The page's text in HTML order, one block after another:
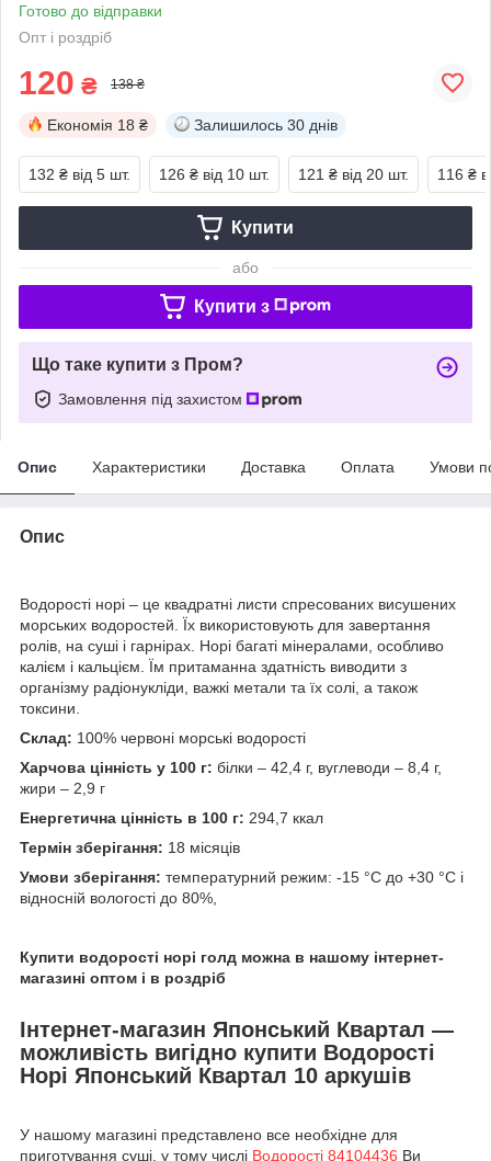
Готово до відправки
Опт і роздріб
120 ₴ 138 ₴
Економія 18 ₴ Залишилось 30 днів
132 ₴ від 5 шт. 126 ₴ від 10 шт. 121 ₴ від 20 шт. 116 ₴
Купити
або
Купити з
Що таке купити з Пром?
Замовлення під захистом
Опис Характеристики Доставка Оплата Умови
Опис
Водорості норі – це квадратні листи спресованих висушених
морських водоростей. Їх використовують для завертання
ролів, на суші і гарнірах. Норі багаті мінералами, особливо
калієм і кальцієм. Їм притаманна здатність виводити з
організму радіонукліди, важкі метали та їх солі, а також
токсини.
Склад: 100% червоні морські водорості
Харчова цінність у 100 г: білки – 42,4 г, вуглеводи – 8,4 г,
жири – 2,9 г
Енергетична цінність в 100 г: 294,7 ккал
Термін зберігання: 18 місяців
Умови зберігання: температурний режим: -15 °С до +30 °С і
відносній вологості до 80%,
Купити водорості норі голд можна в нашому інтернет-
магазині оптом і в роздріб
Інтернет-магазин Японський Квартал —
можливість вигідно купити Водорості
Норі Японський Квартал 10 аркушів
У нашому магазині представлено все необхідне для
приготування суші, у тому числі Водорості 84104436 Ви